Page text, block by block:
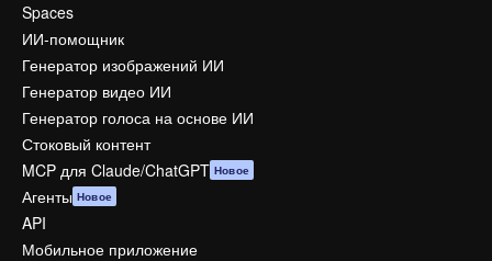
Spaces
ИИ-помощник
Генератор изображений ИИ
Генератор видео ИИ
Генератор голоса на основе ИИ
Стоковый контент
MCP для Claude/ChatGPT Новое
Агенты Новое
API
Мобильное приложение